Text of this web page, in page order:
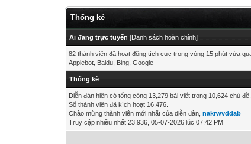
Thống kê
Ai đang trực tuyến [Danh sách hoàn chỉnh]
82 thành viên đã hoạt động tích cực trong vòng 15 phút vừa
Applebot, Baidu, Bing, Google
Thống kê
Diễn đàn hiện có tổng cộng 13,279 bài viết trong 10,624 chủ đề.
Số thành viên đã kích hoạt 16,476.
Chào mừng thành viên mới nhất của diễn đàn,nakrwvddab
Truy cập nhiều nhất 23,936, 05-07-2026 lúc 07:42 PM